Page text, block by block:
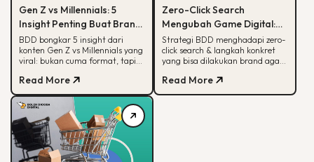
Gen Z vs Millennials: 5
Insight Penting Buat Brand
yang Mau Tumbuh Lewat
Konten
BDD bongkar 5 insight dari
konten Gen Z vs Millennials yang
viral: bukan cuma format, tapi
Read More
Zero-Click Search
Mengubah Game Digital:
Begini Strategi BDD & Apa
yang Bisa Dilakukan Brand
Strategi BDD menghadapi zero-
click search & langkah konkret
yang bisa dilakukan brand agar
Google
Read More